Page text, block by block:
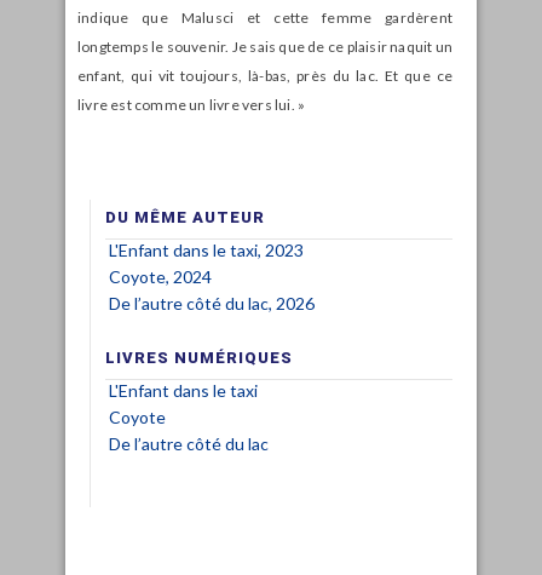
indique que Malusci et cette femme gardèrent
longtemps le souvenir. Je sais que de ce plaisir naquit un
enfant, qui vit toujours, là-bas, près du lac. Et que ce
livre est comme un livre vers lui. »
DU MÊME AUTEUR
L'Enfant dans le taxi, 2023
Coyote, 2024
De l’autre côté du lac, 2026
LIVRES NUMÉRIQUES
L'Enfant dans le taxi
Coyote
De l’autre côté du lac